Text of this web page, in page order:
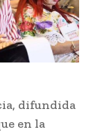
difundida
en la